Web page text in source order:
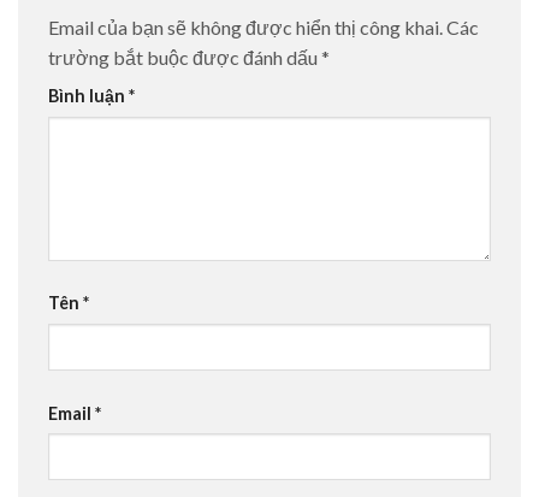
Email của bạn sẽ không được hiển thị công khai.Các
trường bắt buộc được đánh dấu *
Bình luận *
Tên *
Email *